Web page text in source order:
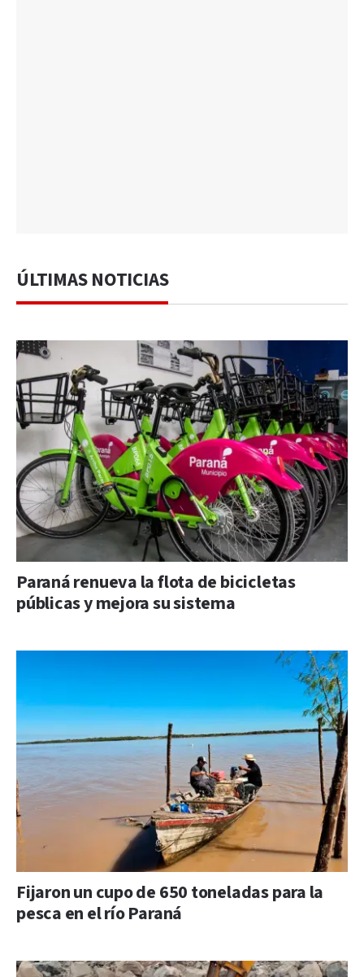
ÚLTIMAS NOTICIAS
Paraná renueva la flota de bicicletas
públicas y mejora su sistema
Fijaron un cupo de 650 toneladas para la
pesca en el río Paraná